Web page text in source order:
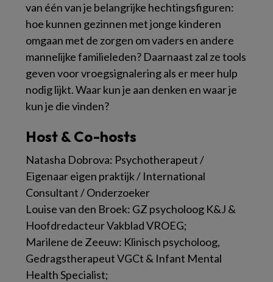
van één van je belangrijke hechtingsfiguren:
hoe kunnen gezinnen met jonge kinderen
omgaan met de zorgen om vaders en andere
mannelijke familieleden? Daarnaast zal ze tools
geven voor vroegsignalering als er meer hulp
nodig lijkt. Waar kun je aan denken en waar je
kun je die vinden?
Host & Co-hosts
Natasha Dobrova: Psychotherapeut /
Eigenaar eigen praktijk / International
Consultant / Onderzoeker
Louise van den Broek: GZ psycholoog K&J &
Hoofdredacteur Vakblad VROEG;
Marilene de Zeeuw: Klinisch psycholoog,
Gedragstherapeut VGCt & Infant Mental
Health Specialist;